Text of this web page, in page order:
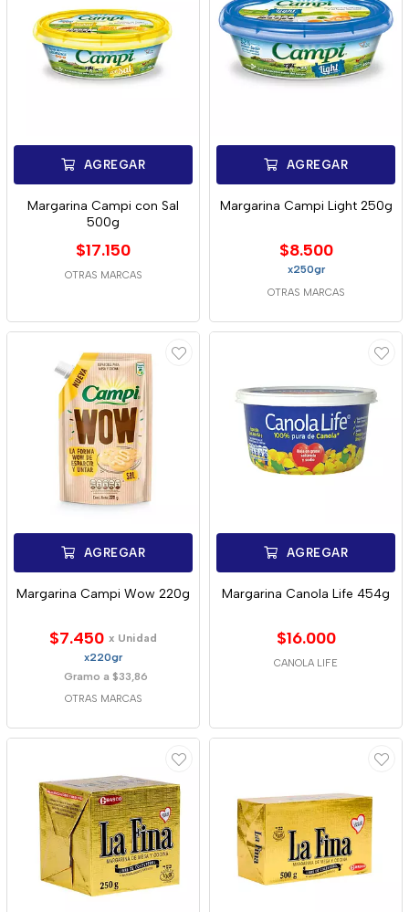
AGREGAR
Margarina Campi con Sal
500g
$17.150
OTRAS MARCAS
AGREGAR
Margarina Campi Light 250g
$8.500
x250gr
OTRAS MARCAS
AGREGAR
Margarina Campi Wow 220g
$7.450 x Unidad
x220gr
Gramo a $33,86
OTRAS MARCAS
AGREGAR
Margarina Canola Life 454g
$16.000
CANOLA LIFE